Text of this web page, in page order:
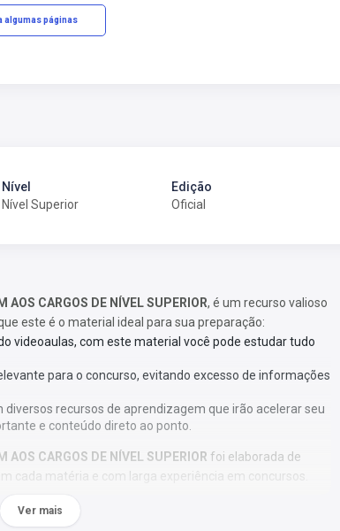
algumas páginas
Nível
Nível Superior
Edição
Oficial
CARGOS DE NÍVEL SUPERIOR, é um recurso valioso
este é o material ideal para sua preparação:
videoaulas, com este material você pode estudar tudo
para o concurso, evitando excesso de informações
recursos de aprendizagem que irão acelerar seu
e conteúdo direto ao ponto.
CARGOS DE NÍVEL SUPERIOR foi elaborada de
cada matéria e com larga experiência em concursos.
Ver mais